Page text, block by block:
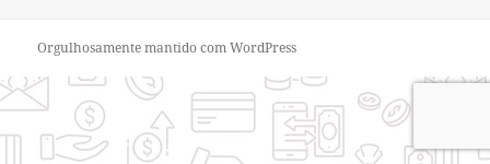
Orgulhosamente mantido com WordPress